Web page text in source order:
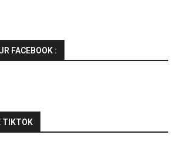
FACEBOOK :
TIKTOK